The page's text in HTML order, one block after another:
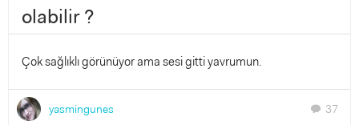
olabilir ?
Çok sağlıklı görünüyor ama sesi gitti yavrumun.
yasmingunes chat 37